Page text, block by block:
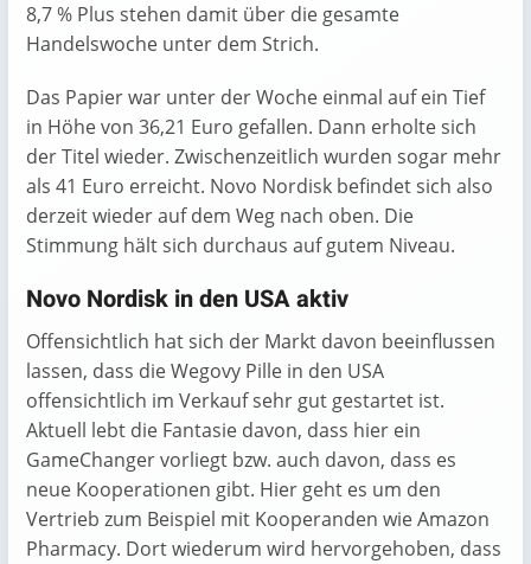
8,7 % Plus stehen damit über die gesamte
Handelswoche unter dem Strich.
Das Papier war unter der Woche einmal auf ein Tief
in Höhe von 36,21 Euro gefallen. Dann erholte sich
der Titel wieder. Zwischenzeitlich wurden sogar mehr
als 41 Euro erreicht. Novo Nordisk befindet sich also
derzeit wieder auf dem Weg nach oben. Die
Stimmung hält sich durchaus auf gutem Niveau.
Novo Nordisk in den USA aktiv
Offensichtlich hat sich der Markt davon beeinflussen
lassen, dass die Wegovy Pille in den USA
offensichtlich im Verkauf sehr gut gestartet ist.
Aktuell lebt die Fantasie davon, dass hier ein
GameChanger vorliegt bzw. auch davon, dass es
neue Kooperationen gibt. Hier geht es um den
Vertrieb zum Beispiel mit Kooperanden wie Amazon
Pharmacy. Dort wiederum wird hervorgehoben, dass